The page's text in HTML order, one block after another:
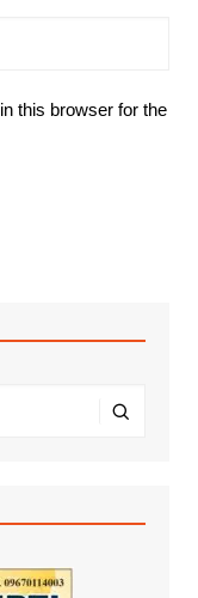
this browser for the